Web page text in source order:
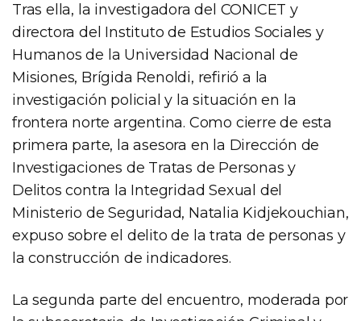
Tras ella, la investigadora del CONICET y
directora del Instituto de Estudios Sociales y
Humanos de la Universidad Nacional de
Misiones, Brígida Renoldi, refirió a la
investigación policial y la situación en la
frontera norte argentina. Como cierre de esta
primera parte, la asesora en la Dirección de
Investigaciones de Tratas de Personas y
Delitos contra la Integridad Sexual del
Ministerio de Seguridad, Natalia Kidjekouchian,
expuso sobre el delito de la trata de personas y
la construcción de indicadores.
La segunda parte del encuentro, moderada por